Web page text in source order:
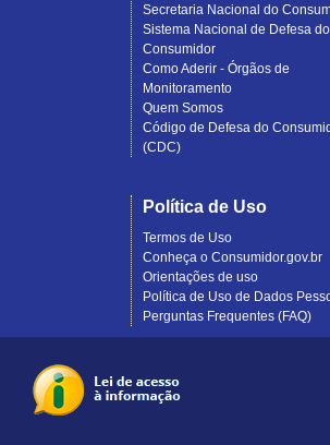
Secretaria Nacional do
Sistema Nacional de Defesa do
Consumidor
Como Aderir - Órgãos de
Monitoramento
Quem Somos
Código de Defesa do
(CDC)
Política de Uso
Termos de Uso
Conheça o Consumidor.gov.br
Orientações de uso
Política de Uso de Dados
Perguntas Frequentes (FAQ)